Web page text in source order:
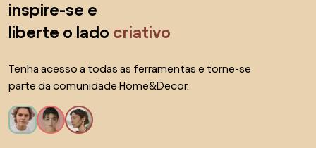
inspire-se e
liberte o lado criativo
Tenha acesso a todas as ferramentas e torne-se
parte da comunidade Home&Decor.